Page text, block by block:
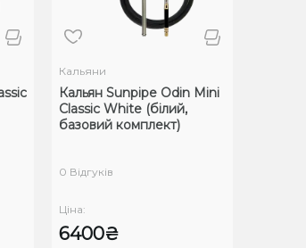
Кальяни
Кальян Sunpipe Odin Mini
Classic White (білий,
базовий комплект)
0 Відгуків
Ціна:
6400₴